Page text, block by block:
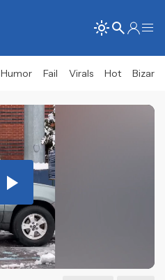
Humor Fail Virals Hot Bizar
Play
Video